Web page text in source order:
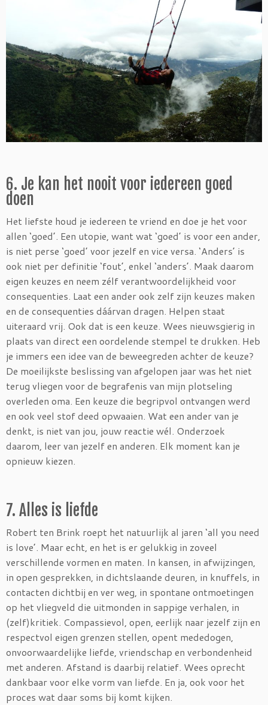
6. Je kan het nooit voor iedereen goed
doen
Het liefste houd je iedereen te vriend en doe je het voor
allen ‘goed’. Een utopie, want wat ‘goed’ is voor een ander,
is niet perse ‘goed’ voor jezelf en vice versa. ‘Anders’ is
ook niet per definitie ‘fout’, enkel ‘anders’. Maak daarom
eigen keuzes en neem zélf verantwoordelijkheid voor
consequenties. Laat een ander ook zelf zijn keuzes maken
en de consequenties dáárvan dragen. Helpen staat
uiteraard vrij. Ook dat is een keuze. Wees nieuwsgierig in
plaats van direct een oordelende stempel te drukken. Heb
je immers een idee van de beweegreden achter de keuze?
De moeilijkste beslissing van afgelopen jaar was het niet
terug vliegen voor de begrafenis van mijn plotseling
overleden oma. Een keuze die begripvol ontvangen werd
en ook veel stof deed opwaaien. Wat een ander van je
denkt, is niet van jou, jouw reactie wél. Onderzoek
daarom, leer van jezelf en anderen. Elk moment kan je
opnieuw kiezen.
7. Alles is liefde
Robert ten Brink roept het natuurlijk al jaren ‘all you need
is love’. Maar echt, en het is er gelukkig in zoveel
verschillende vormen en maten. In kansen, in afwijzingen,
in open gesprekken, in dichtslaande deuren, in knuffels, in
contacten dichtbij en ver weg, in spontane ontmoetingen
op het vliegveld die uitmonden in sappige verhalen, in
(zelf)kritiek. Compassievol, open, eerlijk naar jezelf zijn en
respectvol eigen grenzen stellen, opent mededogen,
onvoorwaardelijke liefde, vriendschap en verbondenheid
met anderen. Afstand is daarbij relatief. Wees oprecht
dankbaar voor elke vorm van liefde. En ja, ook voor het
proces wat daar soms bij komt kijken.